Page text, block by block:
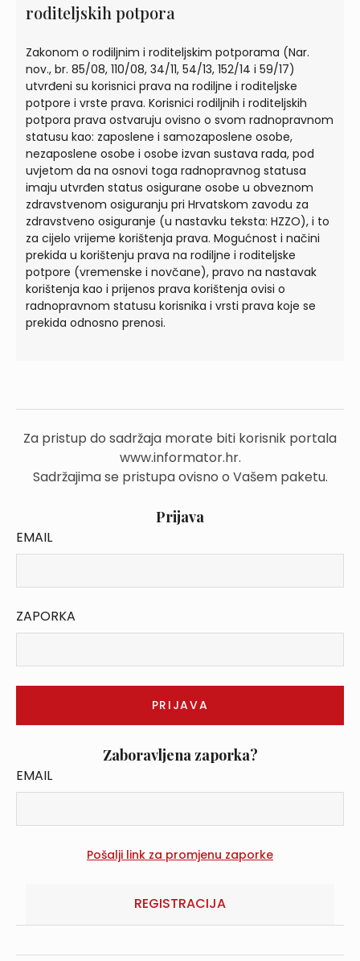
roditeljskih potpora
Zakonom o rodiljnim i roditeljskim potporama (Nar.
nov., br. 85/08, 110/08, 34/11, 54/13, 152/14 i 59/17)
utvrđeni su korisnici prava na rodiljne i roditeljske
potpore i vrste prava. Korisnici rodiljnih i roditeljskih
potpora prava ostvaruju ovisno o svom radnopravnom
statusu kao: zaposlene i samozaposlene osobe,
nezaposlene osobe i osobe izvan sustava rada, pod
uvjetom da na osnovi toga radnopravnog statusa
imaju utvrđen status osigurane osobe u obveznom
zdravstvenom osiguranju pri Hrvatskom zavodu za
zdravstveno osiguranje (u nastavku teksta: HZZO), i to
za cijelo vrijeme korištenja prava. Mogućnost i načini
prekida u korištenju prava na rodiljne i roditeljske
potpore (vremenske i novčane), pravo na nastavak
korištenja kao i prijenos prava korištenja ovisi o
radnopravnom statusu korisnika i vrsti prava koje se
prekida odnosno prenosi.
Za pristup do sadržaja morate biti korisnik portala
www.informator.hr.
Sadržajima se pristupa ovisno o Vašem paketu.
Prijava
EMAIL
ZAPORKA
Zaboravljena zaporka?
EMAIL
REGISTRACIJA